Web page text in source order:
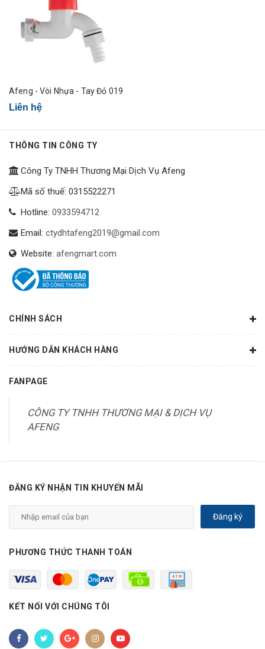
Afeng - Vòi Nhựa - Tay Đỏ 019
Liên hệ
THÔNG TIN CÔNG TY
Công Ty TNHH Thương Mại Dịch Vụ Afeng
Mã số thuế: 0315522271
Hotline: 0933594712
Email: ctydhtafeng2019@gmail.com
Website: afengmart.com
CHÍNH SÁCH
HƯỚNG DẪN KHÁCH HÀNG
FANPAGE
CÔNG TY TNHH THƯƠNG MẠI & DỊCH VỤ
AFENG
ĐĂNG KÝ NHẬN TIN KHUYẾN MÃI
Đăng ký
PHƯƠNG THỨC THANH TOÁN
KẾT NỐI VỚI CHÚNG TÔI